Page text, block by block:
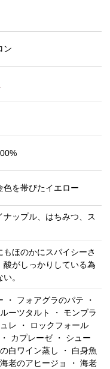
ン
色を帯びたイエロー
ナップル、はちみつ、ス
ほのかにスパイシーさ
酸がしっかりしている為
。
・ フォアグラのパテ ・
ーツタルト ・ モンブラ
レ ・ ロックフォール
カプレーゼ ・ シュー
白ワイン蒸し ・ 白身魚
老のアヒージョ ・ 海老